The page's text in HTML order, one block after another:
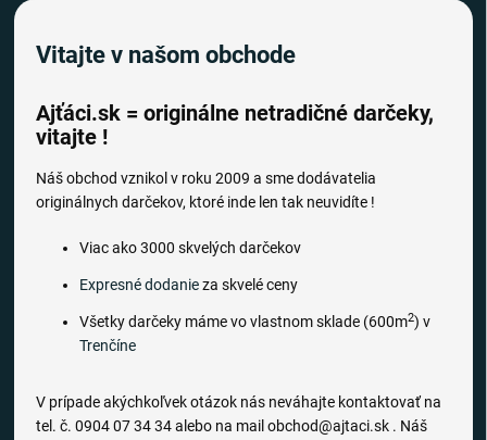
Vitajte v našom obchode
Ajťáci.sk = originálne netradičné darčeky,
vitajte !
Náš obchod vznikol v roku 2009 a sme dodávatelia
originálnych darčekov, ktoré inde len tak neuvidíte !
Viac ako 3000 skvelých darčekov
Expresné dodanieza skvelé ceny
Všetky darčeky máme vo vlastnom sklade (600m2) v
Trenčíne
V prípade akýchkoľvek otázok nás neváhajte kontaktovať na
tel. č. 0904 07 34 34 alebo na mail obchod@ajtaci.sk . Náš